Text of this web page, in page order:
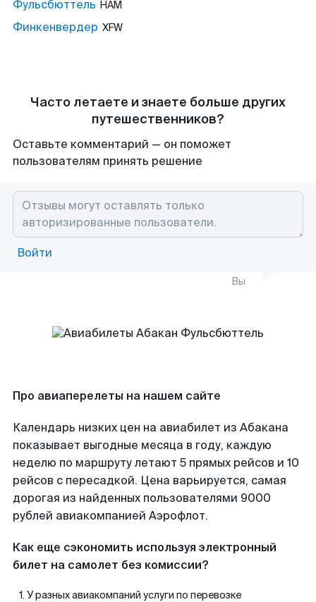
Фульсбюттель HAM
Финкенвердер XFW
Часто летаете и знаете больше других
путешественников?
Оставьте комментарий — он поможет
пользователям принять решение
Войти
Вы
Про авиаперелеты на нашем сайте
Календарь низких цен на авиабилет из Абакана
показывает выгодные месяца в году, каждую
неделю по маршруту летают 5 прямых рейсов и 10
рейсов с пересадкой. Цена варьируется, самая
дорогая из найденных пользователями 9000
рублей авиакомпанией Аэрофлот.
Как еще сэкономить используя электронный
билет на самолет без комиссии?
У разных авиакомпаний услуги по перевозке